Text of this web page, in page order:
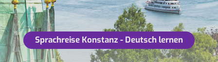
Sprachreise Konstanz - Deutsch lernen